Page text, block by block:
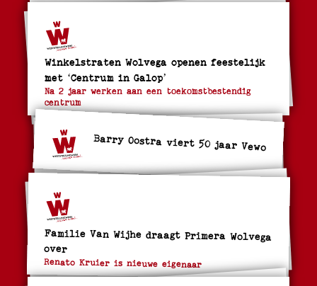
Winkelstraten Wolvega openen feestelijk
met ‘Centrum in Galop’
Na 2 jaar werken aan een toekomstbestendig
centrum
Barry Oostra viert 50 jaar Vewo
Familie Van Wijhe draagt Primera Wolvega
over
Renato Kruier is nieuwe eigenaar